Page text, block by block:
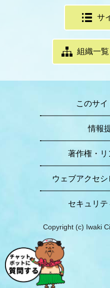
サ
組織一
このサ
情報
著作権・リ
ウェブアクセ
セキュリ
Copyright (c) Iwaki